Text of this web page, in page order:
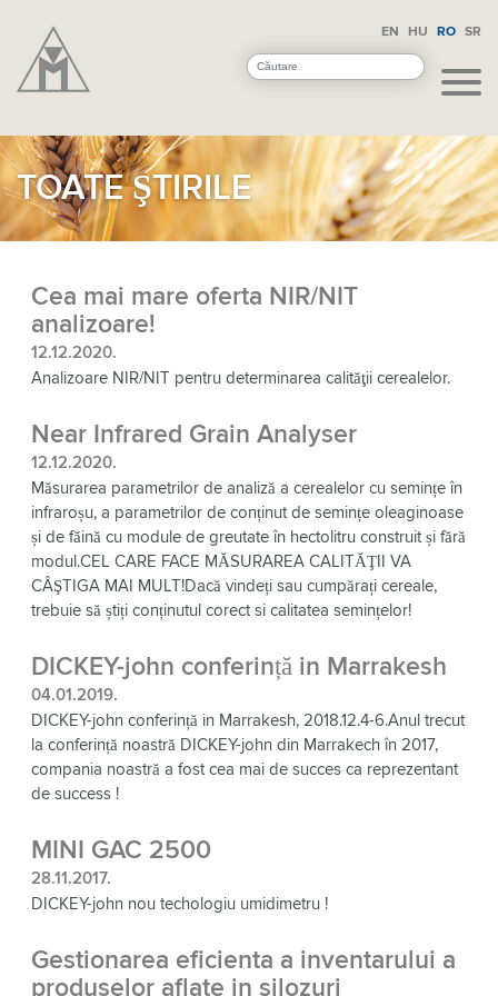
EN HU RO SR
TOATE ŞTIRILE
Cea mai mare oferta NIR/NIT
analizoare!
12.12.2020.
Analizoare NIR/NIT pentru determinarea calităţii cerealelor.
Near Infrared Grain Analyser
12.12.2020.
Măsurarea parametrilor de analiză a cerealelor cu semințe în
infraroșu, a parametrilor de conținut de semințe oleaginoase
și de făină cu module de greutate în hectolitru construit și fără
modul.CEL CARE FACE MĂSURAREA CALITĂŢII VA
CÂŞTIGA MAI MULT!Dacă vindeți sau cumpărați cereale,
trebuie să știți conținutul corect si calitatea semințelor!
DICKEY-john conferință in Marrakesh
04.01.2019.
DICKEY-john conferință in Marrakesh, 2018.12.4-6.Anul trecut
la conferință noastră DICKEY-john din Marrakech în 2017,
compania noastră a fost cea mai de succes ca reprezentant
de success !
MINI GAC 2500
28.11.2017.
DICKEY-john nou techologiu umidimetru !
Gestionarea eficienta a inventarului a
produselor aflate in silozuri